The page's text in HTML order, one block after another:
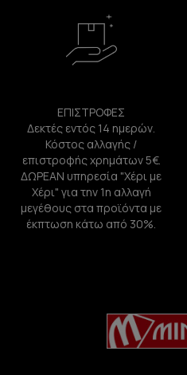
ΕΠΙΣΤΡΟΦΕΣ
Δεκτές εντός 14 ημερών.
Κόστος αλλαγής /
επιστροφής χρημάτων 5€.
ΔΩΡΕΑΝ υπηρεσία "Χέρι με
Χέρι" για την 1η αλλαγή
μεγέθους στα προϊόντα με
έκπτωση κάτω από 30%.